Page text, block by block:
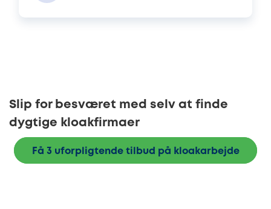
Slip for besværet med selv at finde
dygtige kloakfirmaer
Få 3 uforpligtende tilbud på kloakarbejde